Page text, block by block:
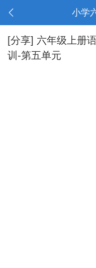
小学
[分享] 六年级上册
训-第五单元